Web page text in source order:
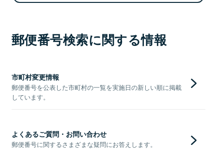
郵便番号検索に関する情報
市町村変更情報
郵便番号を公表した市町村の一覧を実施日の新しい順に掲載
しています。
よくあるご質問・お問い合わせ
郵便番号に関するさまざまな疑問にお答えします。